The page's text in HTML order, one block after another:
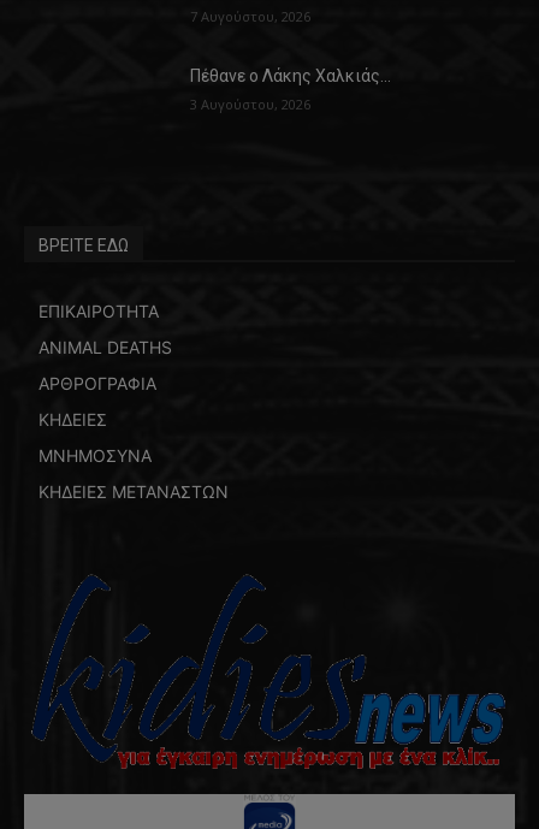
7 Αυγούστου, 2026
Πέθανε ο Λάκης Χαλκιάς…
3 Αυγούστου, 2026
ΒΡΕΙΤΕ ΕΔΩ
ΕΠΙΚΑΙΡΟΤΗΤΑ
ANIMAL DEATHS
ΑΡΘΡΟΓΡΑΦΙΑ
ΚΗΔΕΙΕΣ
ΜΝΗΜΟΣΥΝΑ
ΚΗΔΕΙΕΣ ΜΕΤΑΝΑΣΤΩΝ